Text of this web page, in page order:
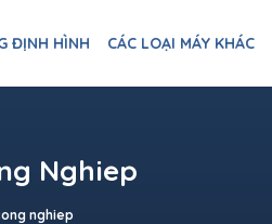
ĐỊNH HÌNH CÁC LOẠI MÁY KHÁC
Nghiep
nghiep